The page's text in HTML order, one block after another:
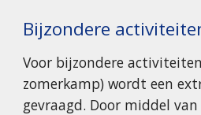
Bijzondere
Voor bijzondere
zomerkamp) wordt een
gevraagd. Door middel